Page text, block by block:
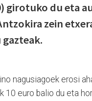
girotuko du eta
zein
nagusiagoek erosi
10 euro balio du eta